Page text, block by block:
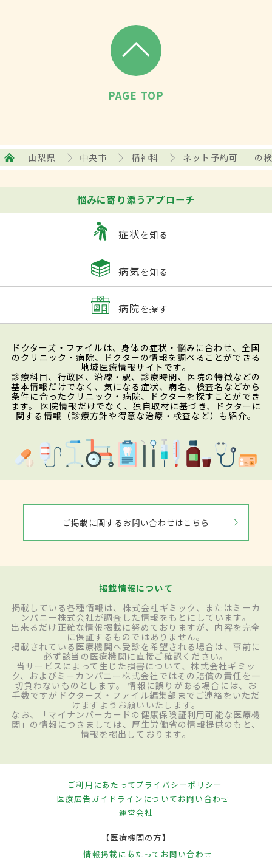
PAGE TOP
山梨県 中央市 精神科 ネット予約可 の
悩みに寄り添うアプローチ
症状を知る
病気を知る
病院を探す
ドクターズ・ファイルは、身体の症状・悩みに合わせ、全国
のクリニック・病院、ドクターの情報を調べることができる
地域医療情報サイトです。
診療科目、行政区、沿線・駅、診療時間、医院の特徴などの
基本情報だけでなく、気になる症状、病名、検査名などから
条件に合ったクリニック・病院、ドクターを探すことができ
ます。 医院情報だけでなく、独自取材に基づき、ドクターに
関する情報（診療方針や得意な治療・検査など）も紹介。
ご掲載に関するお問い合わせはこちら
掲載情報について
掲載している各種情報は、株式会社ギミック、またはミーカ
ンパニー株式会社が調査した情報をもとにしています。
出来るだけ正確な情報掲載に努めておりますが、内容を完全
に保証するものではありません。
掲載されている医療機関へ受診を希望される場合は、事前に
必ず該当の医療機関に直接ご確認ください。
当サービスによって生じた損害について、株式会社ギミッ
ク、およびミーカンパニー株式会社ではその賠償の責任を一
切負わないものとします。 情報に誤りがある場合には、お
手数ですがドクターズ・ファイル編集部までご連絡をいただ
けますようお願いいたします。
なお、「マイナンバーカードの健康保険証利用可能な医療機
関」の情報につきましては、厚生労働省の情報提供のもと、
情報を掲出しております。
ご利用にあたってプライバシーポリシー
医療広告ガイドラインについてお問い合わせ
運営会社
【医療機関の方】
情報掲載にあたって お問い合わせ